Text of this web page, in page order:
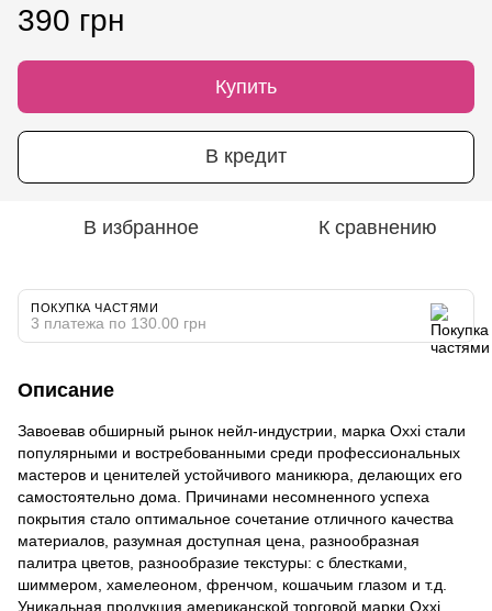
390 грн
Купить
В кредит
В избранное К сравнению
ПОКУПКА ЧАСТЯМИ
3 платежа по 130.00 грн
Описание
Завоевав обширный рынок нейл-индустрии, марка Oxxi стали
популярными и востребованными среди профессиональных
мастеров и ценителей устойчивого маникюра, делающих его
самостоятельно дома. Причинами несомненного успеха
покрытия стало оптимальное сочетание отличного качества
материалов, разумная доступная цена, разнообразная
палитра цветов, разнообразие текстуры: с блестками,
шиммером, хамелеоном, френчом, кошачьим глазом и т.д.
Уникальная продукция американской торговой марки Oxxi